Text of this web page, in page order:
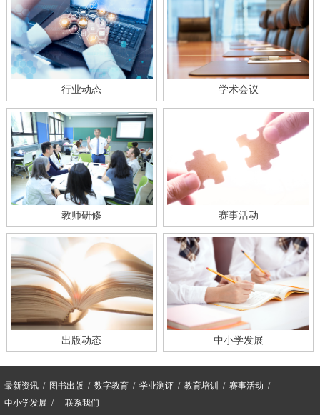
行业动态 学术会议
教师研修 赛事活动
出版动态 中小学发展
最新资讯 图书出版 数字教育 学业测评 教育培训
赛事活动
中小学发展
联系我们